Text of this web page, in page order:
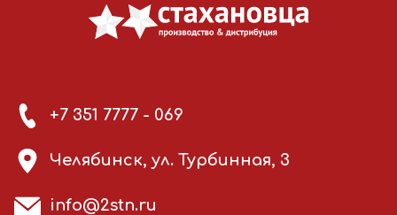
+7 351 7777 - 069
Челябинск, ул. Турбинная, 3
info@2stn.ru